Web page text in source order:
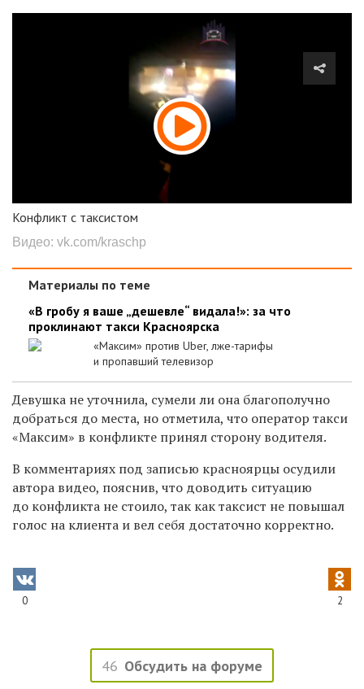
Конфликт с таксистом
Видео: vk.com/kraschp
Материалы по теме
«В гробу я ваше „дешевле“ видала!»: за что
проклинают такси Красноярска
«Максим» против Uber, лже-тарифы
и пропавший телевизор
Девушка не уточнила, сумели ли она благополучно
добраться до места, но отметила, что оператор такси
«Максим» в конфликте принял сторону водителя.
В комментариях под записью красноярцы осудили
автора видео, пояснив, что доводить ситуацию
до конфликта не стоило, так как таксист не повышал
голос на клиента и вел себя достаточно корректно.
0 2
46 Обсудить на форуме